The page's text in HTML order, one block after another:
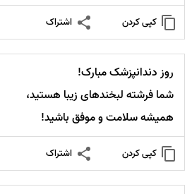
کپی کردن اشتراک
روز دندانپزشک مبارک!
شما فرشته لبخندهای زیبا هستید،
همیشه سلامت و موفق باشید!
کپی کردن اشتراک